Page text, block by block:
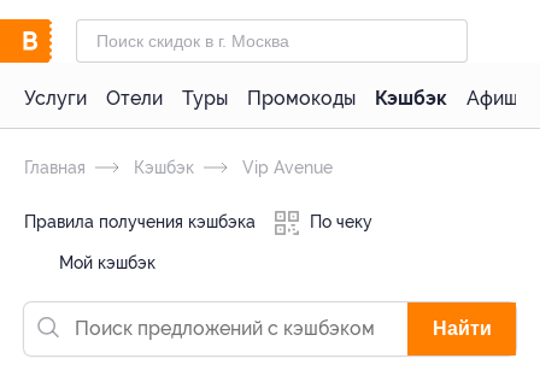
Услуги Отели Туры Промокоды Кэшбэк Афиша
Главная Кэшбэк Vip Avenue
Правила получения кэшбэка По чеку
Мой кэшбэк
Найти